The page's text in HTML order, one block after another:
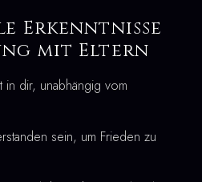
Erkenntnisse
mit Eltern
dir, unabhängig vom
sein, um Frieden zu